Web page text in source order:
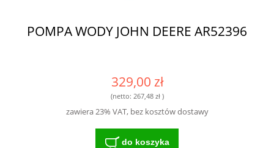
POMPA WODY JOHN DEERE AR52396
329,00 zł
(netto: 267,48 zł)
zawiera 23% VAT, bez kosztów dostawy
do koszyka